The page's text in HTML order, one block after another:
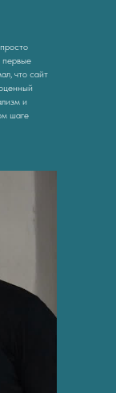
первые
что сайт
и
шаге